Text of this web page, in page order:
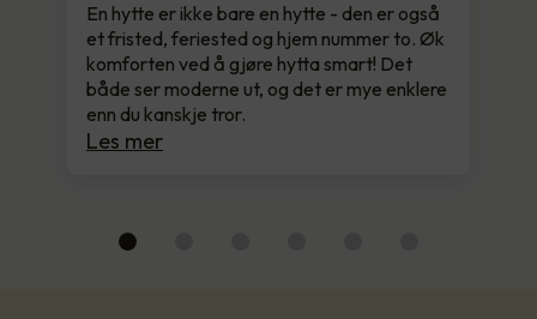
En hytte er ikke bare en hytte - den er også
et fristed, feriested og hjem nummer to. Øk
komforten ved å gjøre hytta smart! Det
både ser moderne ut, og det er mye enklere
enn du kanskje tror.
Les mer